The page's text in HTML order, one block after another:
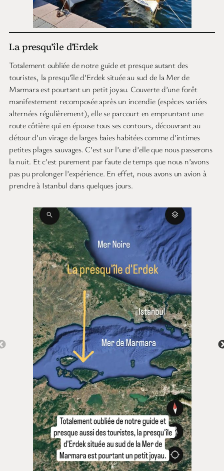
La presqu’île d’Erdek
Totalement oubliée de notre guide et presque autant des
touristes, la presqu’île d’Erdek située au sud de la Mer de
Marmara est pourtant un petit joyau. Couverte d’une forêt
manifestement recomposée après un incendie (espèces variées
alternées régulièrement), elle se parcourt en empruntant une
route côtière qui en épouse tous ses contours, découvrant au
détour d’un virage de larges baies habitées comme d’intimes
petites plages sauvages. C’est sur l’une d’elle que nous passerons
la nuit. Et c’est purement par faute de temps que nous n’avons
pas pu prolonger l’expérience. En effet, nous avons un avion à
prendre à Istanbul dans quelques jours.